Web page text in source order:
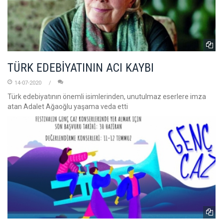
TÜRK EDEBİYATININ ACI KAYBI
14-07-2020
Türk edebiyatının önemli isimlerinden, unutulmaz eserlere imza
atan Adalet Ağaoğlu yaşama veda etti